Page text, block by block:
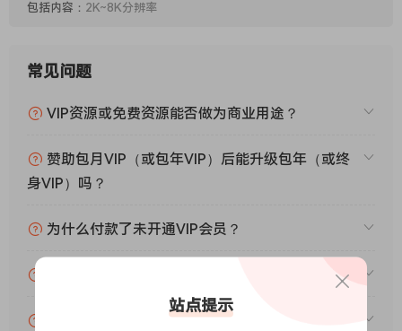
包括内容： 2K~8K分辨率
常见问题
VIP资源或免费资源能否做为商业用途？
赞助包月VIP（或包年VIP）后能升级包年（或终
身VIP）吗？
为什么付款了未开通VIP会员？
VIP会员剩余时间查询？
站点提示